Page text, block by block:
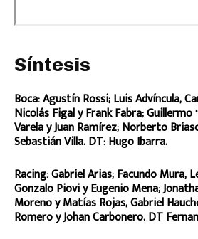
Síntesis
Boca: Agustín Rossi; Luis Advíncula,
Nicolás Figal y Frank Fabra; Guillermo
Varela y Juan Ramírez; Norberto
Sebastián Villa. DT: Hugo Ibarra.
Racing: Gabriel Arias; Facundo Mura,
Gonzalo Piovi y Eugenio Mena;
Moreno y Matías Rojas, Gabriel
Romero y Johan Carbonero. DT